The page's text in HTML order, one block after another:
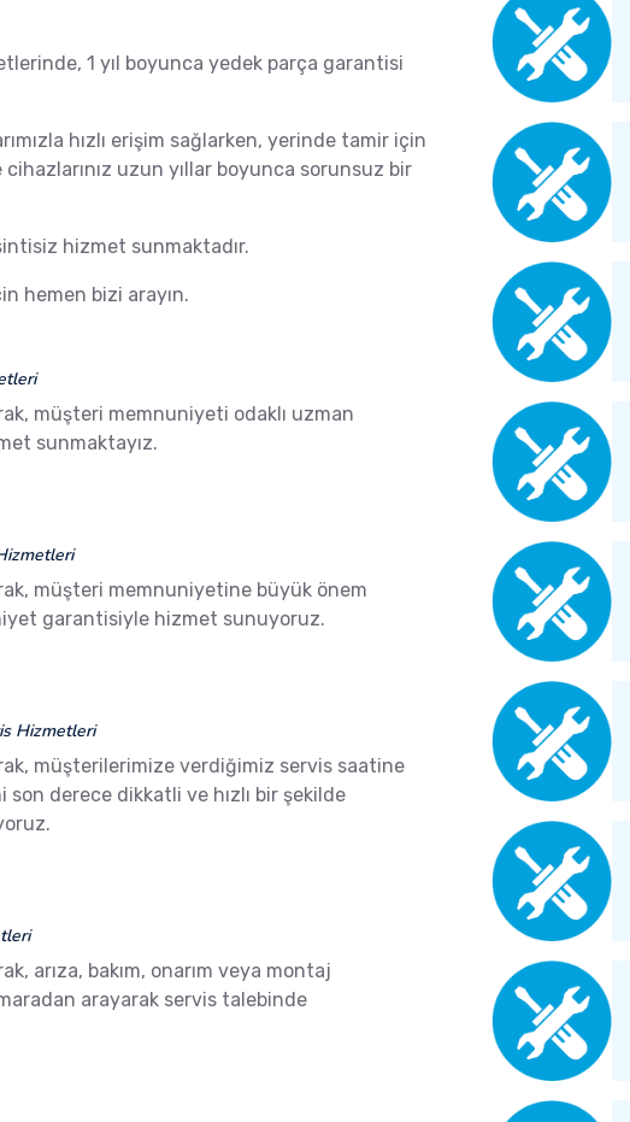
1 yıl boyunca yedek parça garantisi
hızlı erişim sağlarken, yerinde tamir için
uzun yıllar boyunca sorunsuz bir
hizmet sunmaktadır.
hemen bizi arayın.
müşteri memnuniyeti odaklı uzman
sunmaktayız.
müşteri memnuniyetine büyük önem
garantisiyle hizmet sunuyoruz.
Hizmetleri
müşterilerimize verdiğimiz servis saatine
derece dikkatli ve hızlı bir şekilde
arıza, bakım, onarım veya montaj
arayarak servis talebinde